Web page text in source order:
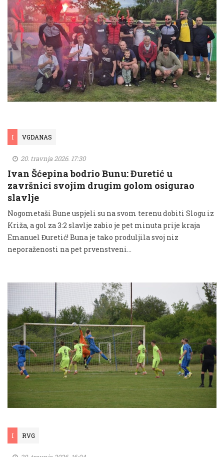
I VGDANAS
20. travnja 2026. 17:30
Ivan Šćepina bodrio Bunu: Đuretić u
završnici svojim drugim golom osigurao
slavlje
Nogometaši Bune uspjeli su na svom terenu dobiti Slogu iz
Križa, a gol za 3:2 slavlje zabio je pet minuta prije kraja
Emanuel Đuretić! Buna je tako produljila svoj niz
neporaženosti na pet prvenstveni...
I RVG